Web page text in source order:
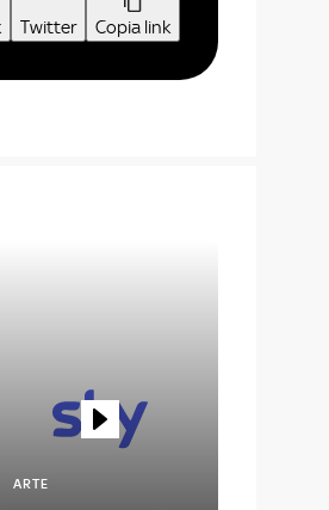
Twitter Copia link
ARTE